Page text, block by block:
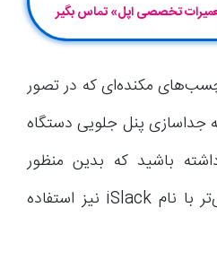
تخصصی اپل» تماس بگیر
مکنده‌ای که در تصور
پنل جلویی دستگاه
باشید که بدین منظور
می‌توان از اهرمی حرفه‌ای‌تر با نام iSlack نیز استفاده